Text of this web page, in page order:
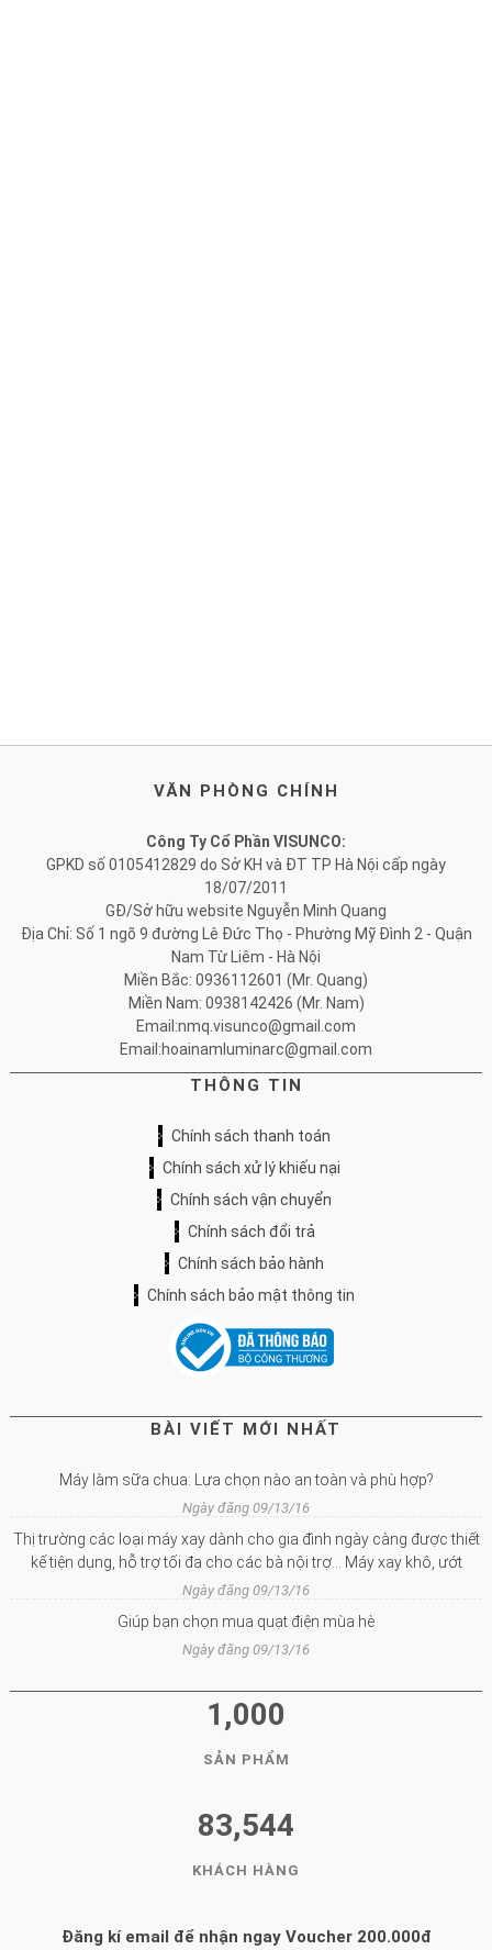
VĂN PHÒNG CHÍNH
Công Ty Cổ Phần VISUNCO:
GPKD số 0105412829 do Sở KH và ĐT TP Hà Nội cấp ngày
18/07/2011
GĐ/Sở hữu website Nguyễn Minh Quang
Địa Chỉ: Số 1 ngõ 9 đường Lê Đức Thọ - Phường Mỹ Đình 2 - Quận
Nam Từ Liêm - Hà Nội
Miền Bắc: 0936112601 (Mr. Quang)
Miền Nam: 0938142426 (Mr. Nam)
Email:nmq.visunco@gmail.com
Email:hoainamluminarc@gmail.com
THÔNG TIN
Chính sách thanh toán
Chính sách xử lý khiếu nại
Chính sách vận chuyển
Chính sách đổi trả
Chính sách bảo hành
Chính sách bảo mật thông tin
BÀI VIẾT MỚI NHẤT
Máy làm sữa chua: Lựa chọn nào an toàn và phù hợp?
Ngày đăng 09/13/16
Thị trường các loại máy xay dành cho gia đình ngày càng được thiết
kế tiện dụng, hỗ trợ tối đa cho các bà nội trợ… Máy xay khô, ướt
Ngày đăng 09/13/16
Giúp bạn chọn mua quạt điện mùa hè
Ngày đăng 09/13/16
1,000
SẢN PHẨM
83,544
KHÁCH HÀNG
Đăng kí email để nhận ngay Voucher 200.000đ